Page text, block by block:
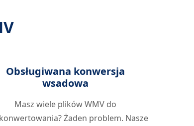
Obsługiwana konwersja
wsadowa
Masz wiele plików WMV do
Żaden problem. Nasze